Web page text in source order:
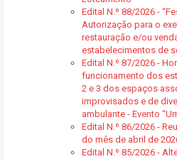
Edital N.º 88/2026 -
Autorização para o
restauração e/ou
estabelecimentos de
Edital N.º 87/2026 -
funcionamento dos
2 e 3 dos espaços
improvisados e de
ambulante - Evento
Edital N.º 86/2026 -
do mês de abril de
Edital N.º 85/2026 -